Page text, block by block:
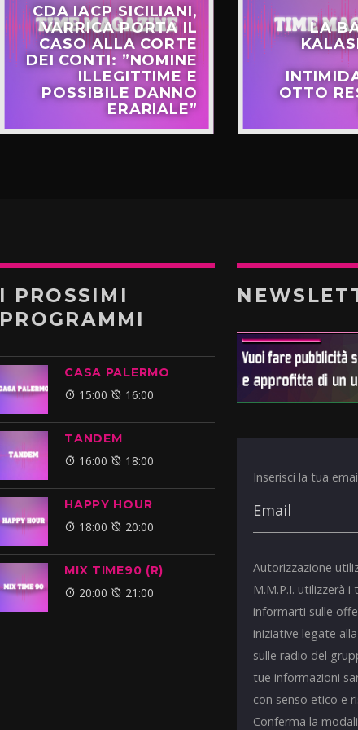
CDA IACP SICILIANI,
VARRICA PORTA IL
CASO ALLA CORTE
DEI CONTI: ”NOMINE
ILLEGITTIME E
POSSIBILE DANNO
ERARIALE”
LA
OTTO
I PROSSIMI
PROGRAMMI
CASA PALERMO
15:00 16:00
TANDEM
16:00 18:00
HAPPY HOUR
18:00 20:00
MIX TIME90 (R)
20:00 21:00
Inserisci la tua
Autorizzazione
M.M.P.I. utilizzerà
informarti sulle
iniziative legate
sulle radio del
tue informazioni
con senso etico e
Conferma la